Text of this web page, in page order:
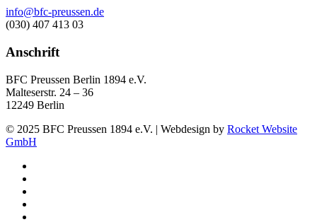
info@bfc-preussen.de
(030) 407 413 03
Anschrift
BFC Preussen Berlin 1894 e.V.
Malteserstr. 24 – 36
12249 Berlin
© 2025 BFC Preussen 1894 e.V. | Webdesign by Rocket Website
GmbH